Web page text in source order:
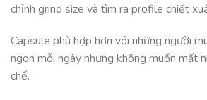
chỉnh grind size và tìm ra profile chiết
Capsule phù hợp hơn với những người
ngon mỗi ngày nhưng không muốn mất
chế.